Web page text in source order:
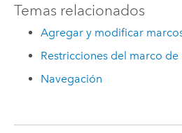
Temas relacionados
Agregar y modificar
Restricciones del marco de
Navegación